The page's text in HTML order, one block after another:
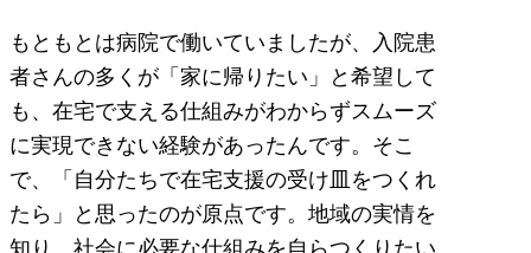
もともとは病院で働いていましたが、入院患
者さんの多くが「家に帰りたい」と希望して
も、在宅で支える仕組みがわからずスムーズ
に実現できない経験があったんです。そこ
で、「自分たちで在宅支援の受け皿をつくれ
たら」と思ったのが原点です。地域の実情を